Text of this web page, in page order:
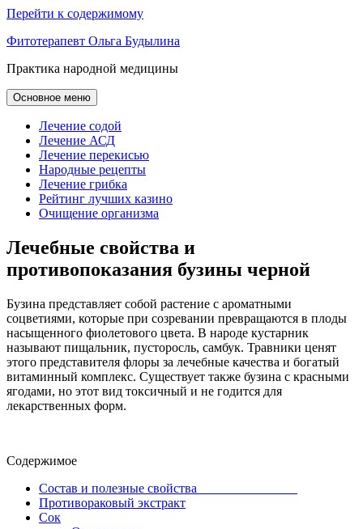
Перейти к содержимому
Фитотерапевт Ольга Будылина
Практика народной медицины
Основное меню
Лечение содой
Лечение АСД
Лечение перекисью
Народные рецепты
Лечение грибка
Рейтинг лучших казино
Очищение организма
Лечебные свойства и
противопоказания бузины черной
Бузина представляет собой растение с ароматными
соцветиями, которые при созревании превращаются в плоды
насыщенного фиолетового цвета. В народе кустарник
называют пищальник, пусторосль, самбук. Травники ценят
этого представителя флоры за лечебные качества и богатый
витаминный комплекс. Существует также бузина с красными
ягодами, но этот вид токсичный и не годится для
лекарственных форм.
Содержимое
Состав и полезные свойства
Противораковый экстракт
Сок